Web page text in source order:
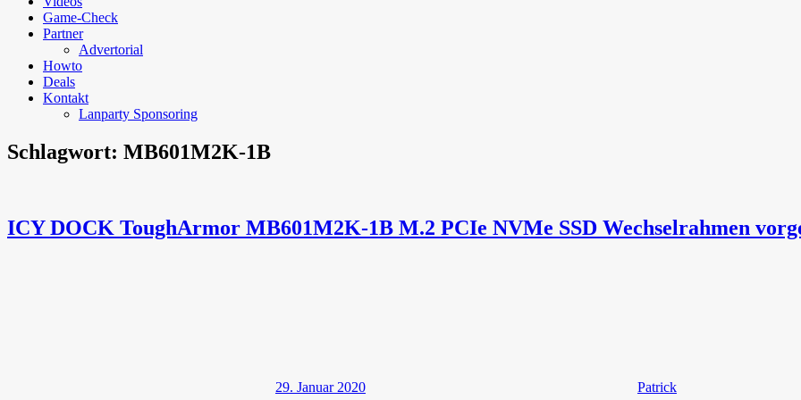
Game-Check
Partner
Advertorial
Howto
Deals
Kontakt
Lanparty Sponsoring
Schlagwort: MB601M2K-1B
ICY DOCK ToughArmor MB601M2K-1B M.2 PCIe NVMe SSD Wechselrahmen
29. Januar 2020
Patrick